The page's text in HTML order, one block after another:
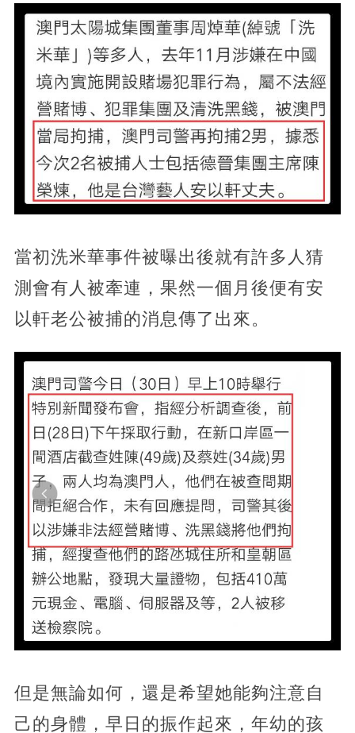
當初洗米華事件被曝出後就有許多人猜
測會有人被牽連，果然一個月後便有安
以軒老公被捕的消息傳了出來。
但是無論如何，還是希望她能夠注意自
己的身體，早日的振作起來，年幼的孩